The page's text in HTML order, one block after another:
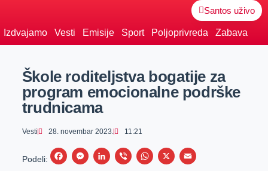
Santos uživo
Izdvajamo Vesti Emisije Sport Poljoprivreda Zabava
Škole roditeljstva bogatije za
program emocionalne podrške
trudnicama
Vesti 28. novembar 2023. 11:21
Podeli:
F
M
L
V
W
X
E